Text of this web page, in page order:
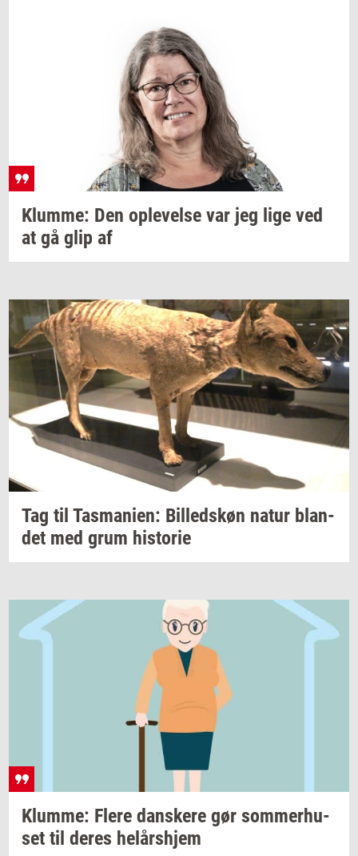
Klum­me: Den op­le­vel­se var jeg lige ved
at gå glip af
Tag til Tas­ma­ni­en: Bil­leds­køn natur blan­
det med grum hi­sto­rie
Klum­me: Flere dan­ske­re gør som­mer­hu­
set til deres helårs­hjem